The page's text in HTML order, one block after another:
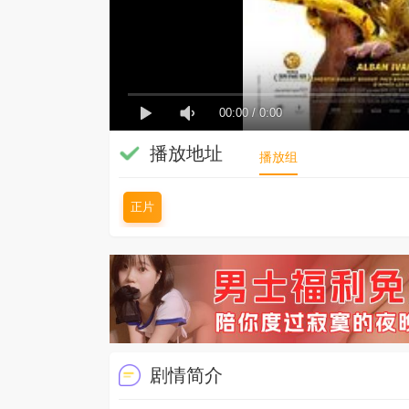
00:00/ 0:00
播放地址 播放组
正片
剧情简介